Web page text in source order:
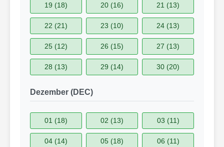
19 (18) 20 (16) 21 (13)
22 (21) 23 (10) 24 (13)
25 (12) 26 (15) 27 (13)
28 (13) 29 (14) 30 (20)
Dezember (DEC)
01 (18) 02 (13) 03 (11)
04 (14) 05 (18) 06 (11)